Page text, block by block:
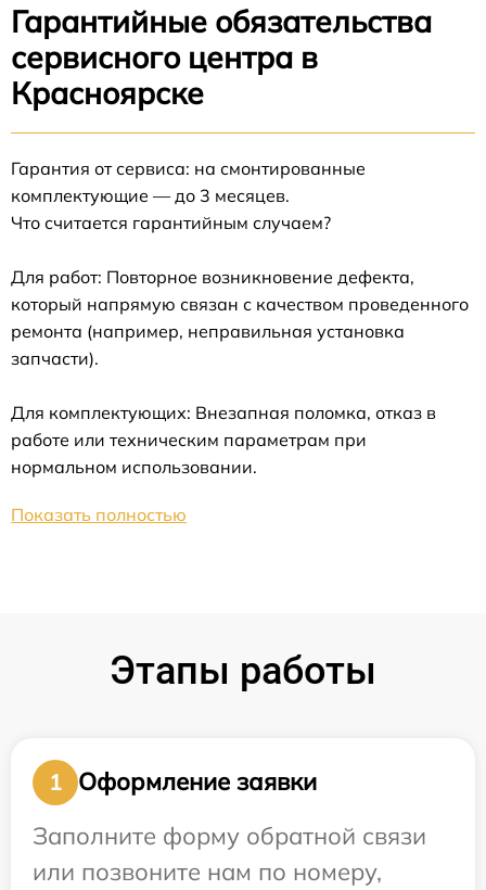
Гарантийные обязательства
сервисного центра в
Красноярске
Гарантия от сервиса: на смонтированные
комплектующие — до 3 месяцев.
Что считается гарантийным случаем?
Для работ: Повторное возникновение дефекта,
который напрямую связан с качеством проведенного
ремонта (например, неправильная установка
запчасти).
Для комплектующих: Внезапная поломка, отказ в
работе или техническим параметрам при
нормальном использовании.
Показать полностью
Этапы работы
1
Оформление заявки
Заполните форму обратной связи
или позвоните нам по номеру,